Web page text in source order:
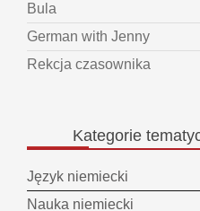
Bula
German with Jenny
Rekcja czasownika
Kategorie
Język niemiecki
Nauka niemiecki